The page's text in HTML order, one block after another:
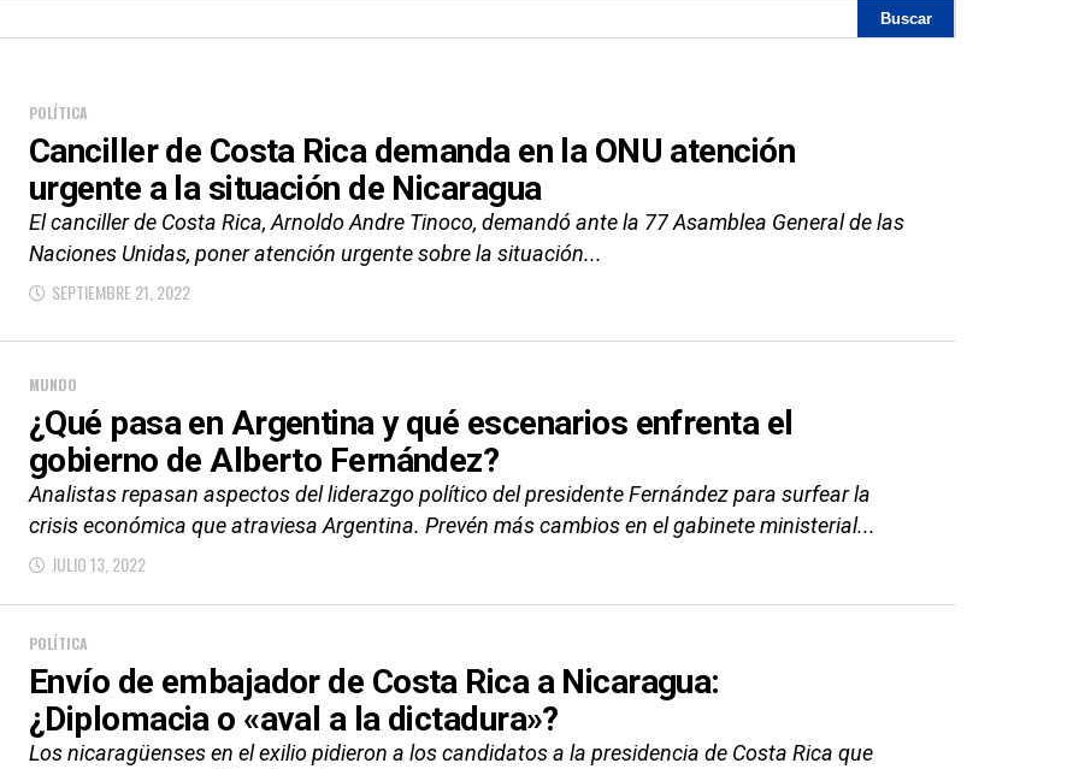
POLÍTICA
Canciller de Costa Rica demanda en la ONU atención
urgente a la situación de Nicaragua
El canciller de Costa Rica, Arnoldo Andre Tinoco, demandó ante la 77 Asamblea General de las
Naciones Unidas, poner atención urgente sobre la situación...
SEPTIEMBRE 21, 2022
MUNDO
¿Qué pasa en Argentina y qué escenarios enfrenta el
gobierno de Alberto Fernández?
Analistas repasan aspectos del liderazgo político del presidente Fernández para surfear la
crisis económica que atraviesa Argentina. Prevén más cambios en el gabinete ministerial...
JULIO 13, 2022
POLÍTICA
Envío de embajador de Costa Rica a Nicaragua:
¿Diplomacia o «aval a la dictadura»?
Los nicaragüenses en el exilio pidieron a los candidatos a la presidencia de Costa Rica que